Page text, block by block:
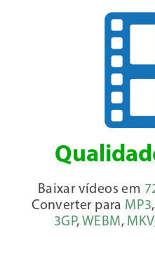
Baixar vídeos em
Converter para MP3,
3GP, WEBM, MKV